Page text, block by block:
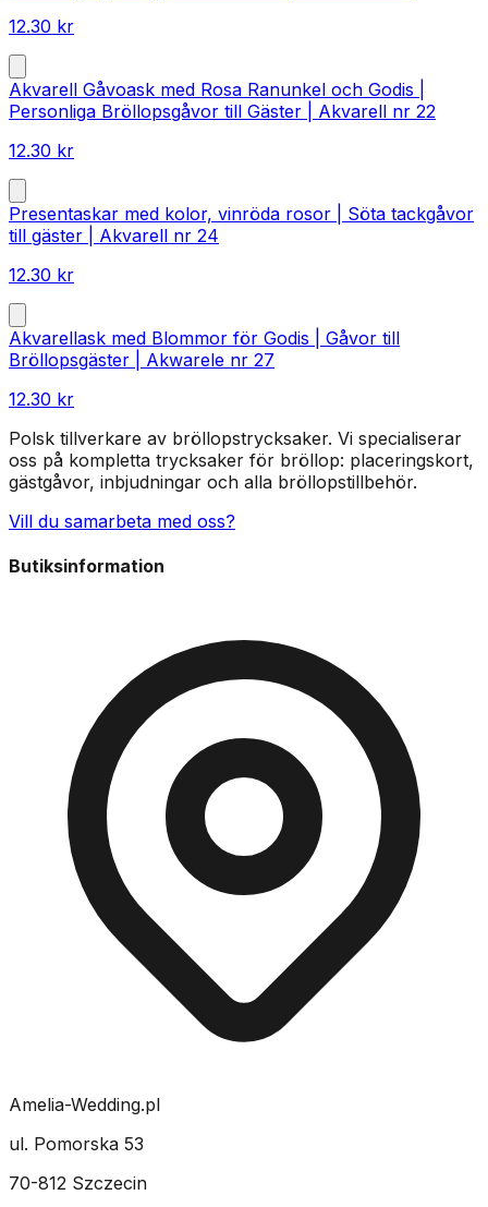
12.30 kr
Akvarell Gåvoask med Rosa Ranunkel och Godis |
Personliga Bröllopsgåvor till Gäster | Akvarell nr 22
12.30 kr
Presentaskar med kolor, vinröda rosor | Söta tackgåvor
till gäster | Akvarell nr 24
12.30 kr
Akvarellask med Blommor för Godis | Gåvor till
Bröllopsgäster | Akwarele nr 27
12.30 kr
Polsk tillverkare av bröllopstrycksaker. Vi specialiserar
oss på kompletta trycksaker för bröllop: placeringskort,
gästgåvor, inbjudningar och alla bröllopstillbehör.
Vill du samarbeta med oss?
Butiksinformation
Amelia-Wedding.pl
ul. Pomorska 53
70-812 Szczecin